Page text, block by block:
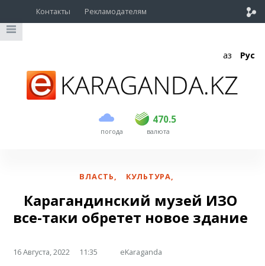
Контакты Рекламодателям
Қаз Рус
погода
470.5
USD 469 470.5
EUR валюта
ВЛАСТЬ, КУЛЬТУРА,
Карагандинский музей ИЗО
все-таки обретет новое здание
16 Августа, 2022 11:35 eKaraganda